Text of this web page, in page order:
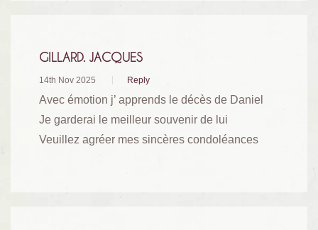
GILLARD. JACQUES
14th Nov 2025 Reply
Avec émotion j’ apprends le décès de Daniel
Je garderai le meilleur souvenir de lui
Veuillez agréer mes sincères condoléances